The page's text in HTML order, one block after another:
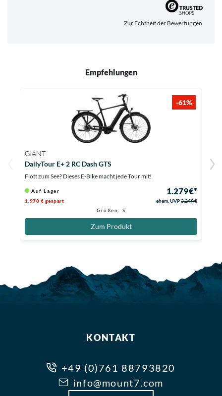
Zur Echtheit der Bewertungen
Empfehlungen
-61%
GIANT
DailyTour E+ 2 RC Dash GTS
Flott zum See? Dieses E-Bike macht jede Tour mit!
Auf Lager 1.279 €*
1.970 € gespart ehem. UVP3.249 €
Größen: S
Zum Produkt
KONTAKT
+49 (0)761 88793820
info@mount7.com